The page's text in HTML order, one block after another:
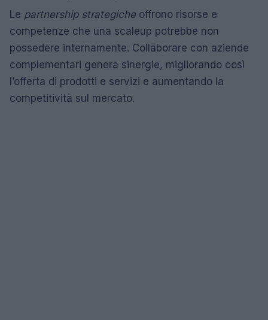
Le partnership strategicheoffrono risorse e
competenze che una scaleup potrebbe non
possedere internamente. Collaborare con aziende
complementari genera sinergie, migliorando così
l’offerta di prodotti e servizi e aumentando la
competitività sul mercato.